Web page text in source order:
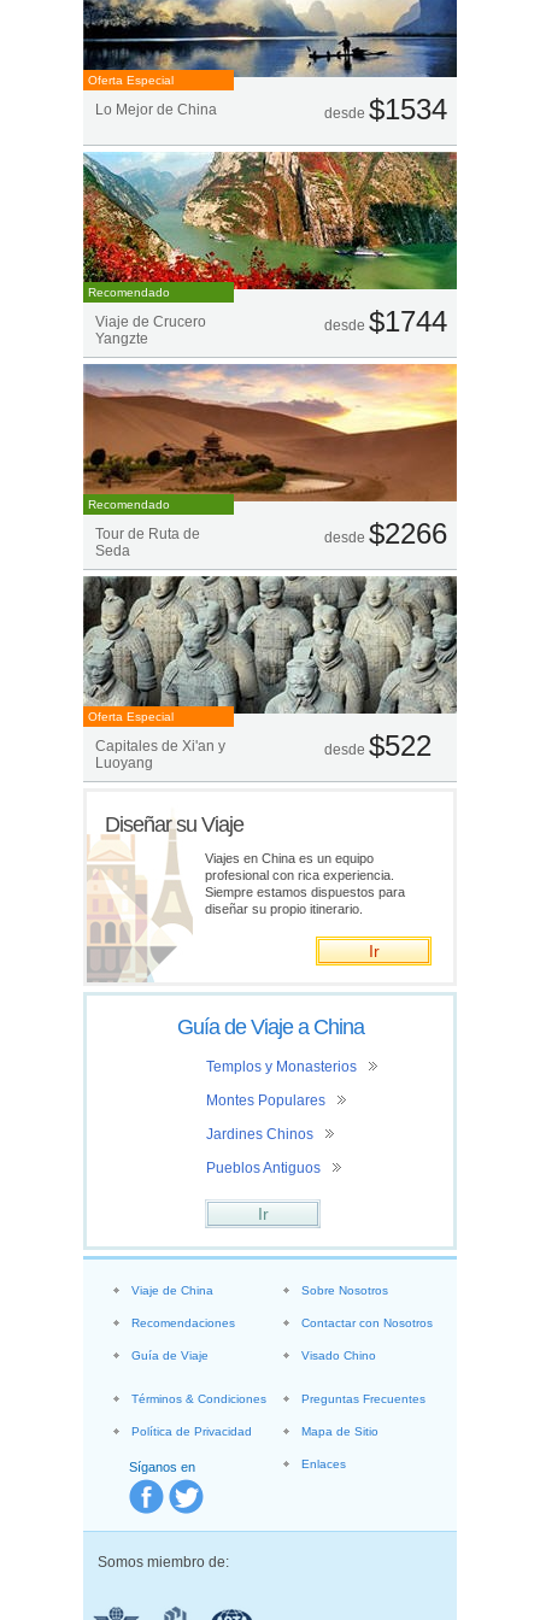
Oferta Especial
Lo Mejor de China desde $1534
Recomendado
Viaje de Crucero
Yangzte
desde $1744
Recomendado
Tour de Ruta de
Seda
desde $2266
Oferta Especial
Capitales de Xi'an y
Luoyang
desde $522
Diseñar su Viaje
Viajes en China es un equipo
profesional con rica experiencia.
Siempre estamos dispuestos para
diseñar su propio itinerario.
Ir
Guía de Viaje a China
Templos y Monasterios
Montes Populares
Jardines Chinos
Pueblos Antiguos
Ir
Síganos en
Viaje de China
Recomendaciones
Guía de Viaje
Sobre Nosotros
Contactar con Nosotros
Visado Chino
Términos & Condiciones
Política de Privacidad
Preguntas Frecuentes
Mapa de Sitio
Enlaces
Somos miembro de: